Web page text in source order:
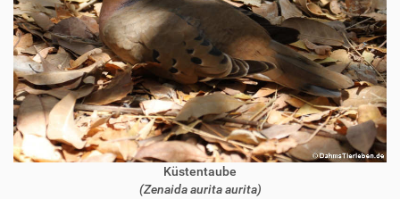
Küstentaube
(Zenaida aurita aurita)